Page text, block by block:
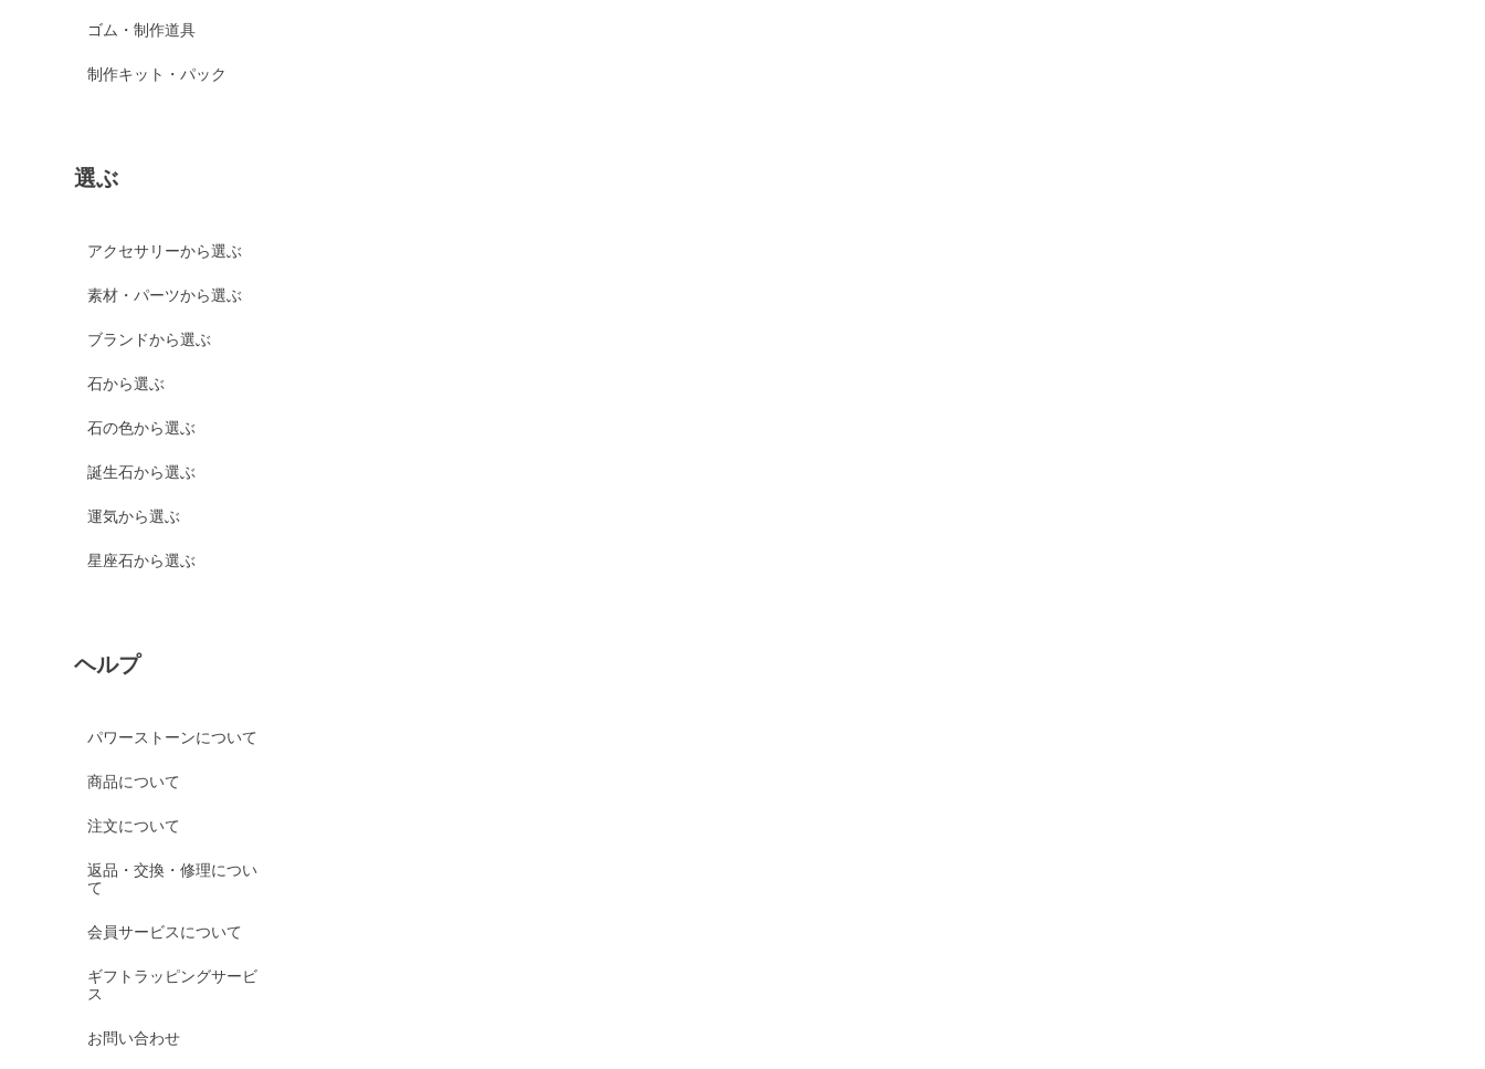
ゴム・制作道具
制作キット・パック
選ぶ
アクセサリーから選ぶ
素材・パーツから選ぶ
ブランドから選ぶ
石から選ぶ
石の色から選ぶ
誕生石から選ぶ
運気から選ぶ
星座石から選ぶ
ヘルプ
パワーストーンについて
商品について
注文について
返品・交換・修理につい
て
会員サービスについて
ギフトラッピングサービ
ス
お問い合わせ